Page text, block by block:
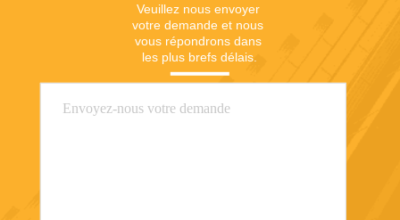
Veuillez nous envoyer
votre demande et nous
vous répondrons dans
les plus brefs délais.